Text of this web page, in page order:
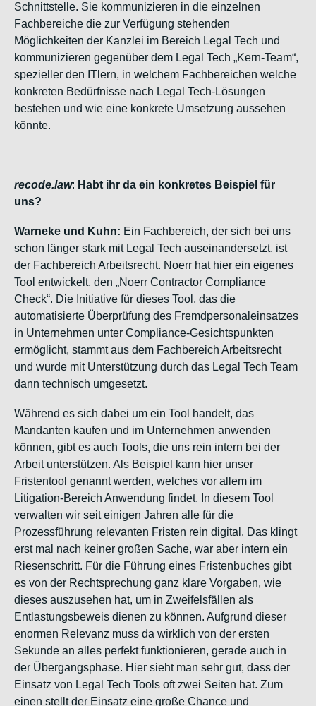
Schnittstelle. Sie kommunizieren in die einzelnen
Fachbereiche die zur Verfügung stehenden
Möglichkeiten der Kanzlei im Bereich Legal Tech und
kommunizieren gegenüber dem Legal Tech „Kern-Team“,
spezieller den ITlern, in welchem Fachbereichen welche
konkreten Bedürfnisse nach Legal Tech-Lösungen
bestehen und wie eine konkrete Umsetzung aussehen
könnte.
recode.law: Habt ihr da ein konkretes Beispiel für
uns?
Warneke und Kuhn: Ein Fachbereich, der sich bei uns
schon länger stark mit Legal Tech auseinandersetzt, ist
der Fachbereich Arbeitsrecht. Noerr hat hier ein eigenes
Tool entwickelt, den „Noerr Contractor Compliance
Check“. Die Initiative für dieses Tool, das die
automatisierte Überprüfung des Fremdpersonaleinsatzes
in Unternehmen unter Compliance-Gesichtspunkten
ermöglicht, stammt aus dem Fachbereich Arbeitsrecht
und wurde mit Unterstützung durch das Legal Tech Team
dann technisch umgesetzt.
Während es sich dabei um ein Tool handelt, das
Mandanten kaufen und im Unternehmen anwenden
können, gibt es auch Tools, die uns rein intern bei der
Arbeit unterstützen. Als Beispiel kann hier unser
Fristentool genannt werden, welches vor allem im
Litigation-Bereich Anwendung findet. In diesem Tool
verwalten wir seit einigen Jahren alle für die
Prozessführung relevanten Fristen rein digital. Das klingt
erst mal nach keiner großen Sache, war aber intern ein
Riesenschritt. Für die Führung eines Fristenbuches gibt
es von der Rechtsprechung ganz klare Vorgaben, wie
dieses auszusehen hat, um in Zweifelsfällen als
Entlastungsbeweis dienen zu können. Aufgrund dieser
enormen Relevanz muss da wirklich von der ersten
Sekunde an alles perfekt funktionieren, gerade auch in
der Übergangsphase. Hier sieht man sehr gut, dass der
Einsatz von Legal Tech Tools oft zwei Seiten hat. Zum
einen stellt der Einsatz eine große Chance und